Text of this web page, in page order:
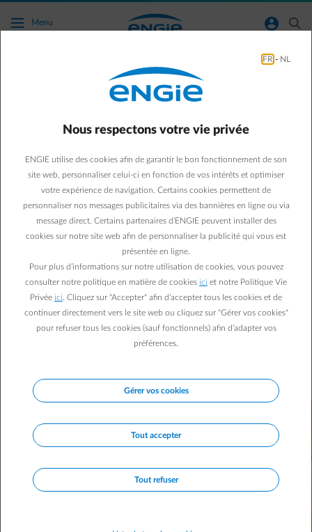
Accéder au contenu principal
Menu normal-account-circle search
Panneaux solaires
Faut-il remplacer son
thermostat mécanique par
un thermostat intelligent
10/11/2016
3 min
Aujourd’hui, remplacer son thermostat par un modèle
intelligent est devenu inévitable. Quels avantages apporte
modèle mécanique ?
FR - NL
Nous respectons votre vie privée
ENGIE utilise des cookies afin de garantir le bon fonctionnement de son
site web, personnaliser celui-ci en fonction de vos intérêts et optimiser
votre expérience de navigation. Certains cookies permettent de
personnaliser nos messages publicitaires via des bannières en ligne ou via
message direct. Certains partenaires d’ENGIE peuvent installer des
cookies sur notre site web afin de personnaliser la publicité qui vous est
présentée en ligne.
Pour plus d’informations sur notre utilisation de cookies, vous pouvez
consulter notre politique en matière de cookies ici et notre Politique Vie
Privée ici . Cliquez sur "Accepter" afin d’accepter tous les cookies et de
continuer directement vers le site web ou cliquez sur "Gérer vos cookies"
pour refuser tous les cookies (sauf fonctionnels) afin d’adapter vos
préférences.
Gérer vos cookies
Tout accepter
Tout refuser